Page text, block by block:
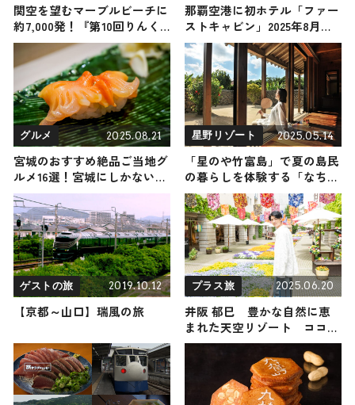
関空を望むマーブルビーチに
約7,000発！『第10回りんく
う花火2026』が6/6開催、音
楽花火やスマイル花火で夏の
夜空を彩る｜大阪府泉佐野市
那覇空港に初ホテル「ファー
ストキャビン」2025年8月に
開業 深夜・早朝便利用者が
便利に
グルメ 2025.08.21
宮城のおすすめ絶品ご当地グ
ルメ16選！宮城にしかない名
物から人気の名店16選も紹介
星野リゾート 2025.05.14
「星のや竹富島」で夏の島民
の暮らしを体験する「なちゆ
くい島時間」を6月1日（日）
から開催
ゲストの旅 2019.10.12
【京都～山口】瑞風の旅
プラス旅 2025.06.20
井阪 郁巳 豊かな自然に恵
まれた天空リゾート ココロ
もカラダも忘れられない旅へ